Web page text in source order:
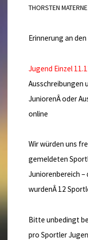
THORSTEN MATERNE
Erinnerung an
Jugend Einzel
Ausschreibungen
JuniorenÂ oder
online
Wir würden uns
gemeldeten
Juniorenbereich
wurdenÂ 12
Bitte unbedingt
pro Sportler